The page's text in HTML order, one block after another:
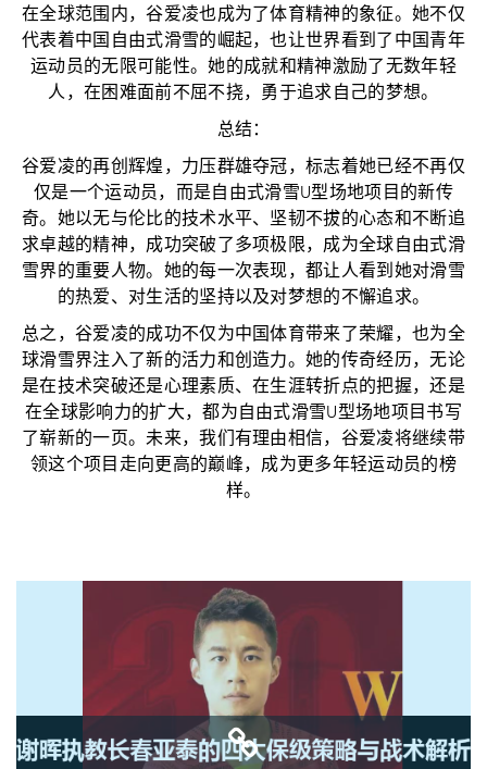
在全球范围内，谷爱凌也成为了体育精神的象征。她不仅
代表着中国自由式滑雪的崛起，也让世界看到了中国青年
运动员的无限可能性。她的成就和精神激励了无数年轻
人，在困难面前不屈不挠，勇于追求自己的梦想。
总结：
谷爱凌的再创辉煌，力压群雄夺冠，标志着她已经不再仅
仅是一个运动员，而是自由式滑雪U型场地项目的新传
奇。她以无与伦比的技术水平、坚韧不拔的心态和不断追
求卓越的精神，成功突破了多项极限，成为全球自由式滑
雪界的重要人物。她的每一次表现，都让人看到她对滑雪
的热爱、对生活的坚持以及对梦想的不懈追求。
总之，谷爱凌的成功不仅为中国体育带来了荣耀，也为全
球滑雪界注入了新的活力和创造力。她的传奇经历，无论
是在技术突破还是心理素质、在生涯转折点的把握，还是
在全球影响力的扩大，都为自由式滑雪U型场地项目书写
了崭新的一页。未来，我们有理由相信，谷爱凌将继续带
领这个项目走向更高的巅峰，成为更多年轻运动员的榜
样。